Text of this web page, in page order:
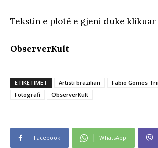
Tekstin e plotë e gjeni duke klikuar
ObserverKult
ETIKETIMET Artisti brazilian
Fabio Gomes
Fotografi
ObserverKult
Facebook WhatsApp